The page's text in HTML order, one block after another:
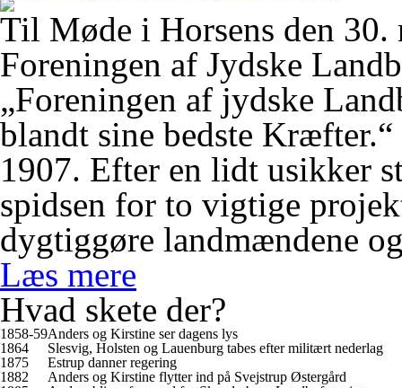
Til Møde i Horsens den
Foreningen af Jydske
„Foreningen af jydske
blandt sine bedste
1907. Efter en lidt usikker
spidsen for to vigtige
dygtiggøre landmændene
Læs mere
Hvad skete der?
1858-59Anders og Kirstine ser dagens lys
1864
Slesvig, Holsten og Lauenburg tabes efter militært nederlag
1875
Estrup danner regering
1882
Anders og Kirstine flytter ind på Svejstrup Østergård